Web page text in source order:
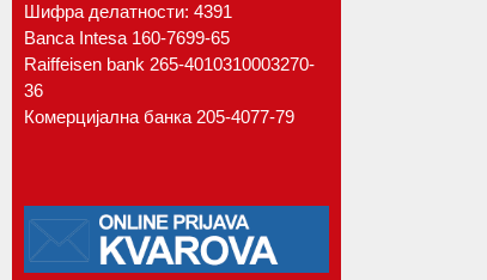
Шифра делатности: 4391
Banca Intesa 160-7699-65
Raiffeisen bank 265-4010310003270-
36
Комерцијална банка 205-4077-79